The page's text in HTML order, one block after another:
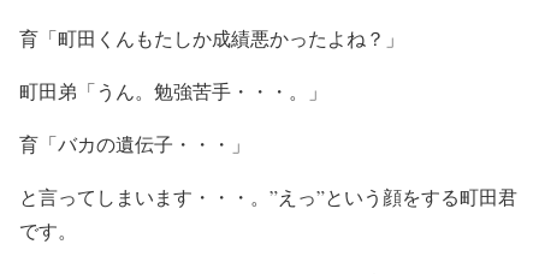
育「町田くんもたしか成績悪かったよね？」
町田弟「うん。勉強苦手・・・。」
育「バカの遺伝子・・・」
と言ってしまいます・・・。”えっ”という顔をする町田君
です。